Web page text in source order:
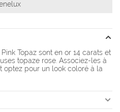
Topaz sont en or 14 carats et
topaze rose. Associez-les à
optez pour un look coloré à la